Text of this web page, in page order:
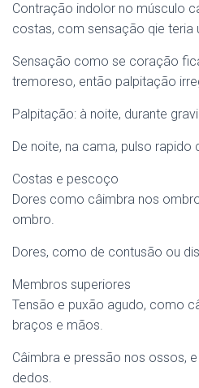
Contração indolor no músculo
costas, com sensação qie teria
Sensação como se coração
tremoreso, então palpitação
Palpitação: à noite, durante
De noite, na cama, pulso rapido
Costas e pescoço
Dores como câimbra nos
ombro.
Dores, como de contusão ou
Membros superiores
Tensão e puxão agudo, como
braços e mãos.
Câimbra e pressão nos ossos,
dedos.